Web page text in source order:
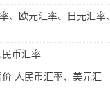
、欧元汇率、日元汇率、
币汇率
人民币汇率、美元汇